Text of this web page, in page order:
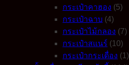
กระเป๋าคาฮอง (5)
กระเป๋าฉาบ (4)
กระเป๋าไม้กลอง (7)
กระเป๋าสแนร์ (10)
กระเป๋ากระเดื่อง (1)